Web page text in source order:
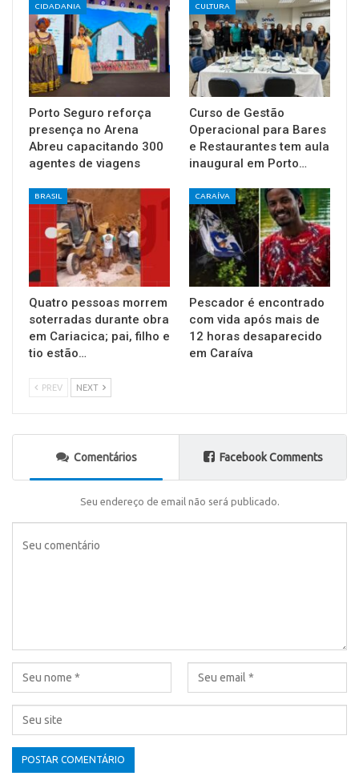
CIDADANIA
Porto Seguro reforça
presença no Arena
Abreu capacitando 300
agentes de viagens
CULTURA
Curso de Gestão
Operacional para Bares
e Restaurantes tem aula
inaugural em Porto…
BRASIL
Quatro pessoas morrem
soterradas durante obra
em Cariacica; pai, filho e
tio estão…
CARAÍVA
Pescador é encontrado
com vida após mais de
12 horas desaparecido
em Caraíva
PREV NEXT
Comentários Facebook Comments
Seu endereço de email não será publicado.